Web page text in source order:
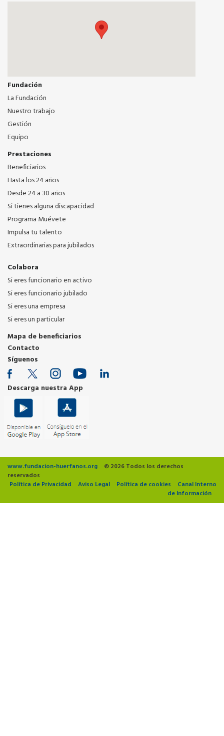
Fundación
La Fundación
Nuestro trabajo
Gestión
Equipo
Prestaciones
Beneficiarios
Hasta los 24 años
Desde 24 a 30 años
Si tienes alguna discapacidad
Programa Muévete
Impulsa tu talento
Extraordinarias para jubilados
Colabora
Si eres funcionario en activo
Si eres funcionario jubilado
Si eres una empresa
Si eres un particular
Mapa de beneficiarios
Contacto
Síguenos
Descarga nuestra App
www.fundacion-huerfanos.org
© 2026 Todos los derechos
reservados
Política de Privacidad
Aviso Legal Política de cookies
Canal Interno
de Información